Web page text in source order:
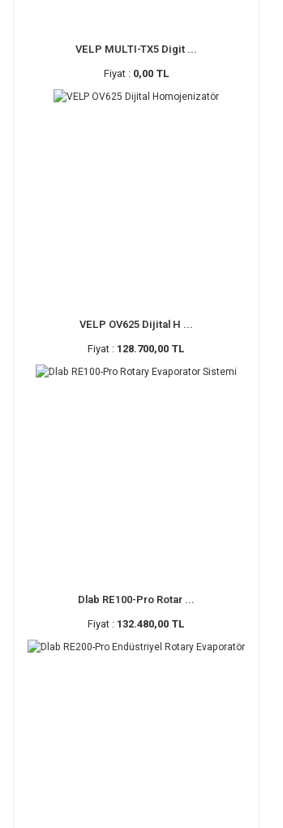
VELP MULTI-TX5 Digit ...
Fiyat : 0,00 TL
VELP OV625 Dijital H ...
Fiyat : 128.700,00 TL
Dlab RE100-Pro Rotar ...
Fiyat : 132.480,00 TL